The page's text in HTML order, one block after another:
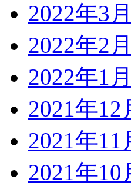
2022年3月
2022年2月
2022年1月
2021年12
2021年11
2021年10